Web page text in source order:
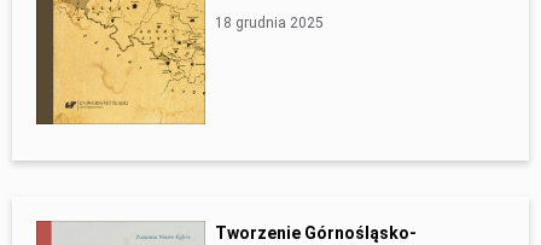
18 grudnia 2025
Tworzenie Górnośląsko-